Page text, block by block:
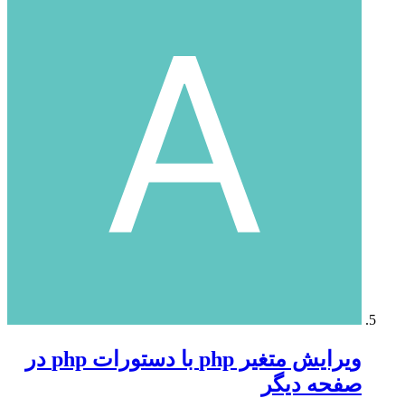
ویرایش متغیر php با دستورات php در
صفحه دیگر